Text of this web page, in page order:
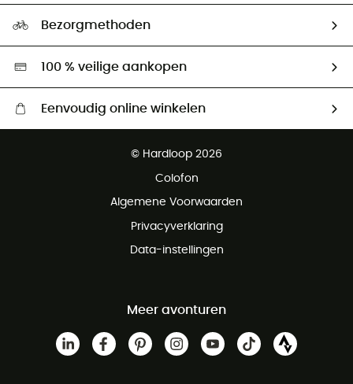
Ambassadeurs
Hardgreen
Bezorgmethoden
100 % veilige aankopen
Eenvoudig online winkelen
Gratis retourneren binnen 100 dagen
© Hardloop 2026
Colofon
Algemene Voorwaarden
Privacyverklaring
Data-instellingen
Meer avonturen